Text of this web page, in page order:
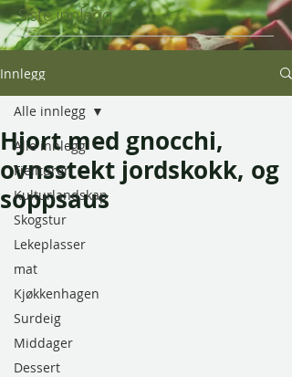
Siste innlegg
Innlegg
Alle innlegg
Fjellturer
Kulturlandskap
Skogstur
Lekeplasser
mat
Kjøkkenhagen
Surdeig
Middager
Dessert
Alle innlegg
Hjort med gnocchi,
ovnsstekt jordskokk, og
soppsaus